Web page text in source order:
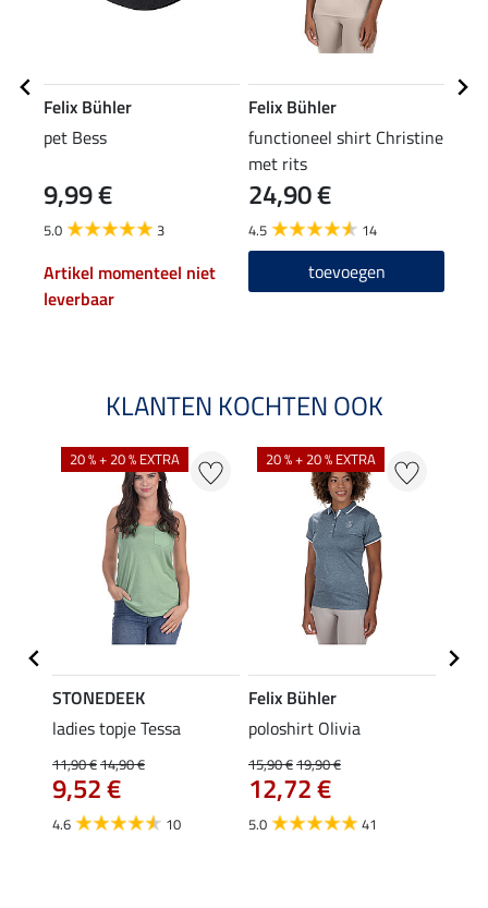
Felix Bühler
pet Bess
9,99 €
5.0 3
Artikel momenteel niet
leverbaar
Felix Bühler
functioneel shirt Christine
met rits
24,90 €
4.5 14
toevoegen
KLANTEN KOCHTEN OOK
20 % + 20 % EXTRA
STONEDEEK
ladies topje Tessa
11,90 €14,90 €
9,52 €
4.6 10
20 % + 20 % EXTRA
Felix Bühler
poloshirt Olivia
15,90 €19,90 €
12,72 €
5.0 41